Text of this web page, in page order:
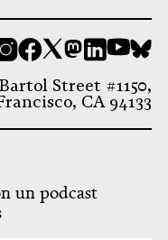
Street #1150,
CA 94133
un podcast